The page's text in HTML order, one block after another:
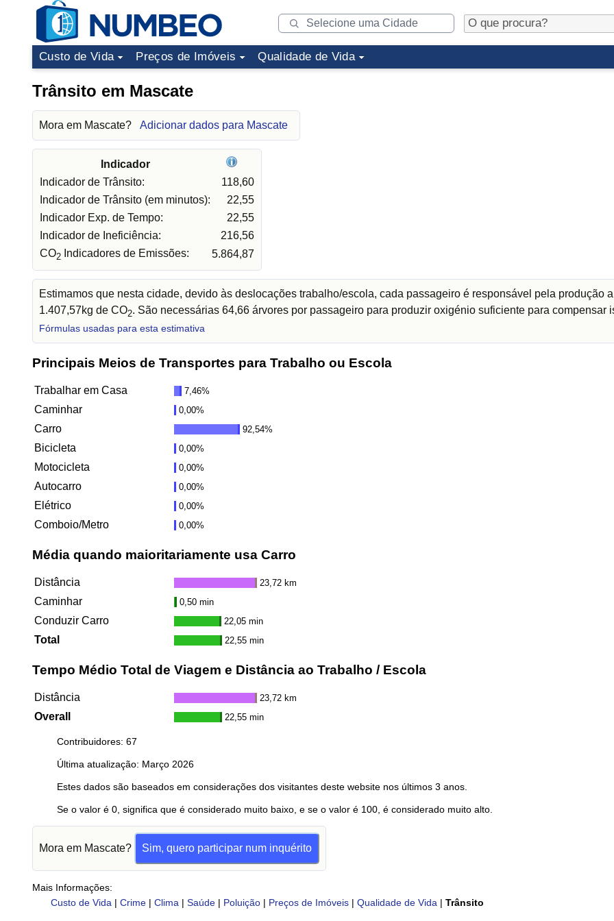
Custo de Vida Preços de Imóveis Qualidade de Vida
Trânsito em Mascate
Mora em Mascate? Adicionar dados para Mascate
Indicador
Indicador de Trânsito:
118,60
Indicador de Trânsito (em minutos):
22,55
Indicador Exp. de Tempo:
22,55
Indicador de Ineficiência:
216,56
CO2 Indicadores de Emissões: 5.864,87
Estimamos que nesta cidade, devido às deslocações trabalho/escola, cada passageiro é responsável pela produção
1.407,57kg de CO2. São necessárias 64,66 árvores por passageiro para produzir oxigénio suficiente para compensar
Fórmulas usadas para esta estimativa
Principais Meios de Transportes para Trabalho ou Escola
Trabalhar em Casa 7,46%
Caminhar 0,00%
Carro 92,54%
Bicicleta 0,00%
Motocicleta 0,00%
Autocarro 0,00%
Elétrico 0,00%
Comboio/Metro 0,00%
Média quando maioritariamente usa Carro
Distância 23,72 km
Caminhar 0,50 min
Conduzir Carro 22,05 min
Total 22,55 min
Tempo Médio Total de Viagem e Distância ao Trabalho / Escola
Distância 23,72 km
Overall 22,55 min
Contribuidores: 67
Última atualização: Março 2026
Estes dados são baseados em considerações dos visitantes deste website nos últimos 3 anos.
Se o valor é 0, significa que é considerado muito baixo, e se o valor é 100, é considerado muito alto.
Mora em Mascate? Sim, quero participar num inquérito
Mais Informações:
Custo de Vida | Crime | Clima | Saúde | Poluição | Preços de Imóveis | Qualidade de Vida | Trânsito